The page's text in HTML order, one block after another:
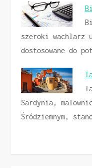
szeroki wachlarz
dostosowane do
Sardynia,
Śródziemnym,